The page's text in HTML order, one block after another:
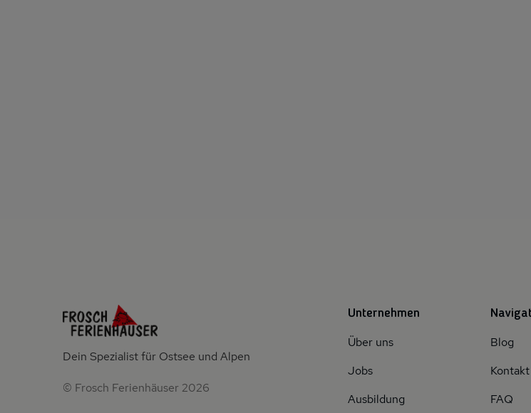
Dein Spezialist für Ostsee und Alpen
© Frosch Ferienhäuser 2026
Unternehmen
Über uns
Jobs
Ausbildung
Blog
Kontakt
FAQ